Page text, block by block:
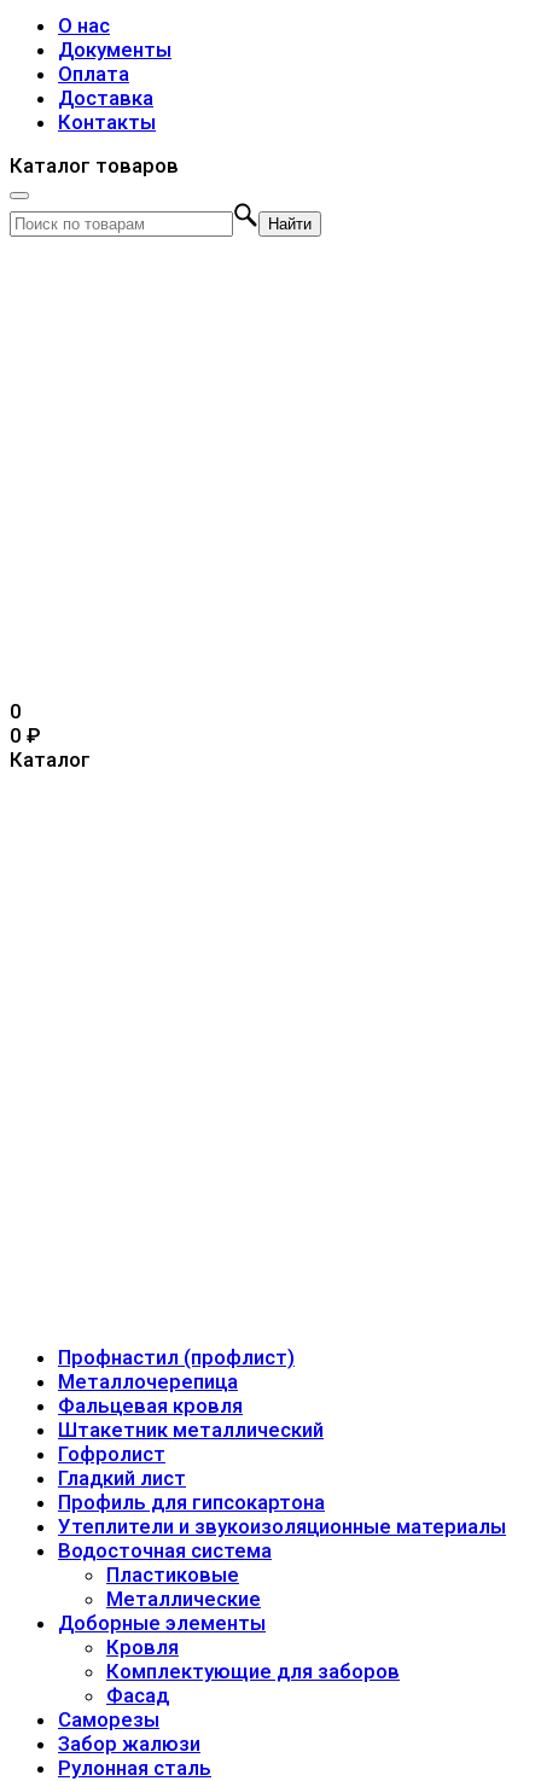
О нас
Документы
Оплата
Доставка
Контакты
Каталог товаров
Найти
0
0 ₽
Каталог
Профнастил (профлист)
Металлочерепица
Фальцевая кровля
Штакетник металлический
Гофролист
Гладкий лист
Профиль для гипсокартона
Утеплители и звукоизоляционные материалы
Водосточная система
Пластиковые
Металлические
Доборные элементы
Кровля
Комплектующие для заборов
Фасад
Саморезы
Забор жалюзи
Рулонная сталь